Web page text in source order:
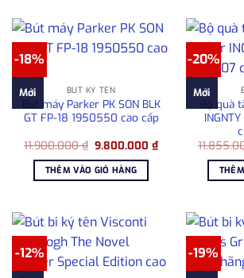
-18%
Mới BÚT KÝ TÊN
Bút máy Parker PK SON BLK
GT FP-18 1950550 cao cấp
11.900.000₫ Giá
là:
11.900.000 ₫.
9.800.000₫Giá
hiện
9.800.000 ₫.
THÊM VÀO GIỎ HÀNG
-20%
Mới
Bộ quà
-12% -19%